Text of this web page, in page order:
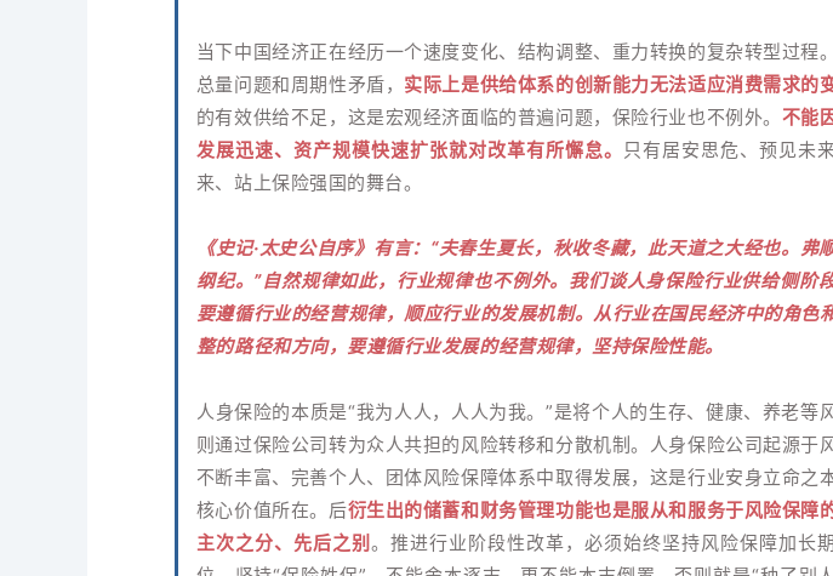
当下中国经济正在经历一个速度变化、结构调整、重力转换的复杂转型过程
总量问题和周期性矛盾， 实际上是供给体系的创新能力无法适应消费需求的
的有效供给不足，这是宏观经济面临的普遍问题，保险行业也不例外。 不能
发展迅速、资产规模快速扩张就对改革有所懈怠。
只有居安思危、预见未
来、站上保险强国的舞台。
《史记·太史公自序》有言：“夫春生夏长，秋收冬藏，此天道之大经也。弗
纲纪。”自然规律如此，行业规律也不例外。我们谈人身保险行业供给侧阶
要遵循行业的经营规律，顺应行业的发展机制。从行业在国民经济中的角色
整的路径和方向，要遵循行业发展的经营规律，坚持保险性能。
人身保险的本质是“我为人人，人人为我。”是将个人的生存、健康、养老等
则通过保险公司转为众人共担的风险转移和分散机制。人身保险公司起源于
不断丰富、完善个人、团体风险保障体系中取得发展，这是行业安身立命之
核心价值所在。后衍生出的储蓄和财务管理功能也是服从和服务于风险保障
主次之分、先后之别 。推进行业阶段性改革，必须始终坚持风险保障加长